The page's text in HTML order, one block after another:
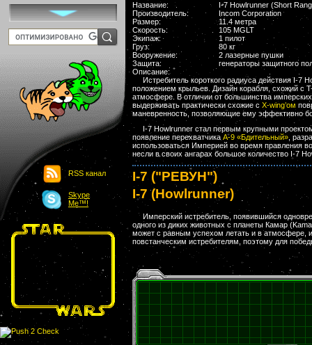
Терминология
Костюмы
Игры
8 bit
Юмор
Картинки-приколы
Download
Links
Обмен баннерами
О проекте
Обьявления
Чат
RSS канал
Skype
Me™!
Название:
I-7 Howlrunner (Short
Производитель:
Incom Corporation
Размер:
11.4 метра
Скорость:
105 MGLT
Экипаж:
1 пилот
Груз:
80 кг
Вооружение:
2 лазерные пушки
Защита:
генераторы защитного
Описание:
Истребитель короткого радиуса действия I-
положением крыльев. Дизайн корабля, схожий с
атмосфере. В отличии от большинства
выдерживать практически схожие с X-wing’ом
маневренность, позволяющие ему эффективно
I-7 Howlrunner стал первым крупными
появление перехватчика A-9 «Бдительный» ,
использоваться Империей во время правления
несли в своих ангарах большое количество I-7
I-7 ("РЕВУН")
I-7 (Howlrunner)
Имперский истребитель, появившийся
одного из диких животных с планеты Камар
может с равным успехом летать и в атмосфере,
повстанческим истребителям, поэтому для